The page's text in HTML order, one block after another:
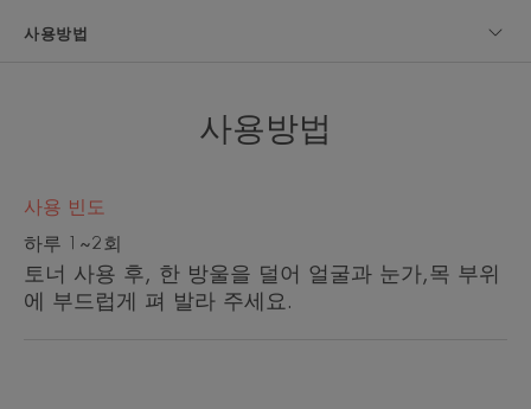
텍스처
사용방법
사용방법
사용 빈도
하루 1~2회
토너 사용 후, 한 방울을 덜어 얼굴과 눈가,목 부위
에 부드럽게 펴 발라 주세요.